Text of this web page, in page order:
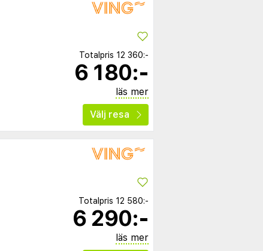
Totalpris 12 360:-
6 180:-
läs mer
Välj resa
Totalpris 12 580:-
6 290:-
läs mer